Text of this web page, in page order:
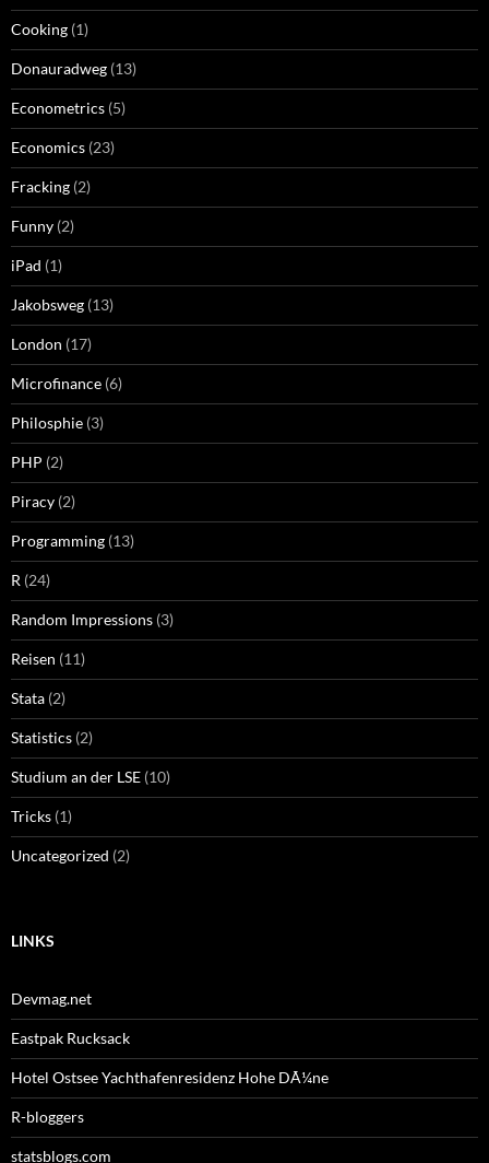
Cooking (1)
Donauradweg (13)
Econometrics (5)
Economics (23)
Fracking (2)
Funny (2)
iPad (1)
Jakobsweg (13)
London (17)
Microfinance (6)
Philosphie (3)
PHP (2)
Piracy (2)
Programming (13)
R (24)
Random Impressions (3)
Reisen (11)
Stata (2)
Statistics (2)
Studium an der LSE (10)
Tricks (1)
Uncategorized (2)
LINKS
Devmag.net
Eastpak Rucksack
Hotel Ostsee Yachthafenresidenz Hohe DÃ¼ne
R-bloggers
statsblogs.com